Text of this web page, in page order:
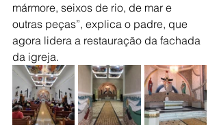
mármore, seixos de rio, de mar e
outras peças”, explica o padre, que
agora lidera a restauração da fachada
da igreja.